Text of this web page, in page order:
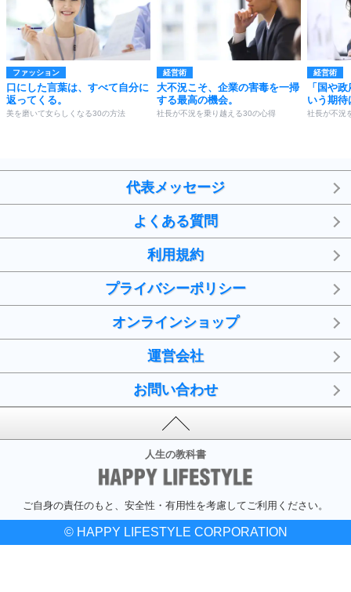
ファッション
口にした言葉は、すべて自分に
返ってくる。
美を磨いて女らしくなる30の方法
経営術
大不況こそ、企業の害毒を一掃
する最高の機会。
社長が不況を乗り越える30の心得
経営術
「国や
いう期待
社長が不況
代表メッセージ
よくある質問
利用規約
プライバシーポリシー
オンラインショップ
運営会社
お問い合わせ
人生の教科書
ご自身の責任のもと、安全性・有用性を考慮してご利用ください。
© HAPPY LIFESTYLE CORPORATION